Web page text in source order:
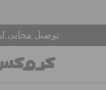
توصيل مجاني